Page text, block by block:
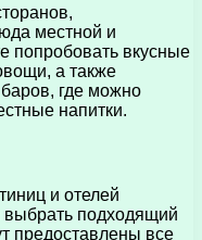
местной и
попробовать вкусные
а также
где можно
напитки.
и отелей
выбрать подходящий
предоставлены все